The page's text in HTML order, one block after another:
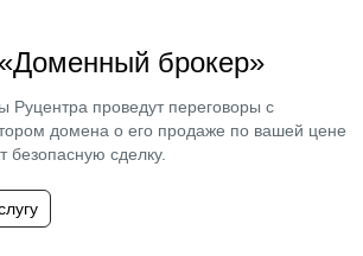
брокер»
Руцентра проведут переговоры с
домена о его продаже по вашей цене
безопасную сделку.